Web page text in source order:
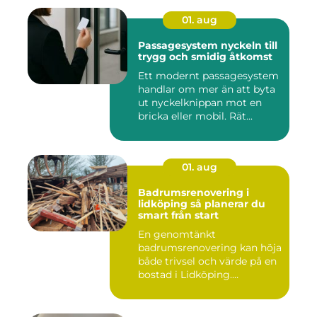
01. aug
Passagesystem nyckeln till
trygg och smidig åtkomst
Ett modernt passagesystem
handlar om mer än att byta
ut nyckelknippan mot en
bricka eller mobil. Rät...
01. aug
Badrumsrenovering i
lidköping så planerar du
smart från start
En genomtänkt
badrumsrenovering kan höja
både trivsel och värde på en
bostad i Lidköping.